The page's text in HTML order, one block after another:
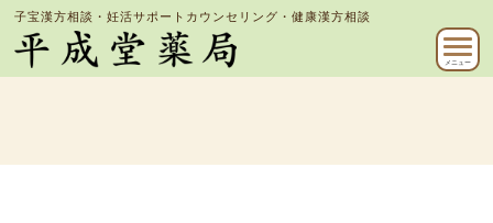
子宝漢方相談・妊活サポートカウンセリング・健康漢方相談
メニュー